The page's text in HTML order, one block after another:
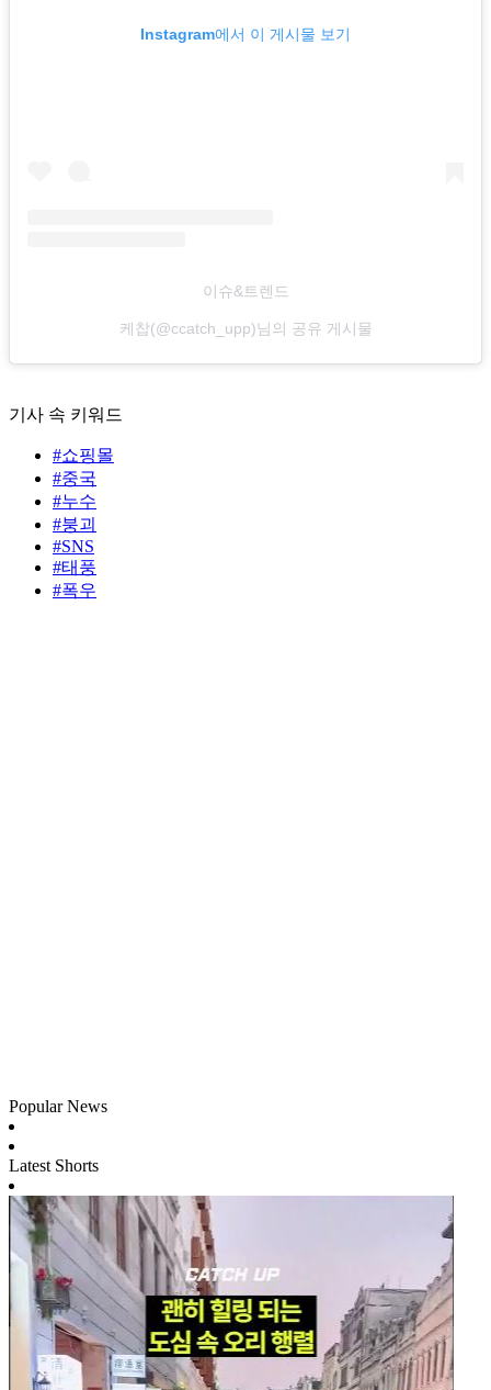
Instagram에서 이 게시물 보기
이슈&트렌드
케찹(@ccatch_upp)님의 공유 게시물
기사 속 키워드
#쇼핑몰
#중국
#누수
#붕괴
#SNS
#태풍
#폭우
Popular News
Latest Shorts